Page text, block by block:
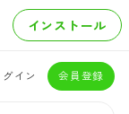
インストール
グイン 会員登録